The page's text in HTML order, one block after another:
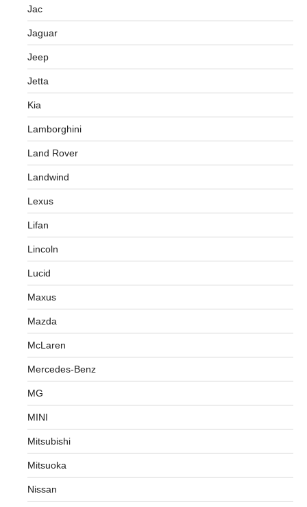
Jac
Jaguar
Jeep
Jetta
Kia
Lamborghini
Land Rover
Landwind
Lexus
Lifan
Lincoln
Lucid
Maxus
Mazda
McLaren
Mercedes-Benz
MG
MINI
Mitsubishi
Mitsuoka
Nissan